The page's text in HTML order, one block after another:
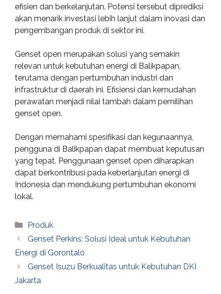
efisien dan berkelanjutan. Potensi tersebut diprediksi
akan menarik investasi lebih lanjut dalam inovasi dan
pengembangan produk di sektor ini.
Genset open merupakan solusi yang semakin
relevan untuk kebutuhan energi di Balikpapan,
terutama dengan pertumbuhan industri dan
infrastruktur di daerah ini. Efisiensi dan kemudahan
perawatan menjadi nilai tambah dalam pemilihan
genset open.
Dengan memahami spesifikasi dan kegunaannya,
pengguna di Balikpapan dapat membuat keputusan
yang tepat. Penggunaan genset open diharapkan
dapat berkontribusi pada keberlanjutan energi di
Indonesia dan mendukung pertumbuhan ekonomi
lokal.
Categories
Produk
Genset Perkins: Solusi Ideal untuk Kebutuhan
Energi di Gorontalo
Genset Isuzu Berkualitas untuk Kebutuhan DKI
Jakarta